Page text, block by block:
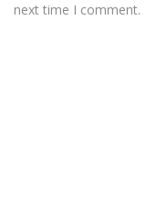
next time I comment.